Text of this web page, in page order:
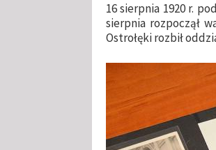
16 sierpnia 1920 r.
sierpnia rozpoczął
Ostrołęki rozbił